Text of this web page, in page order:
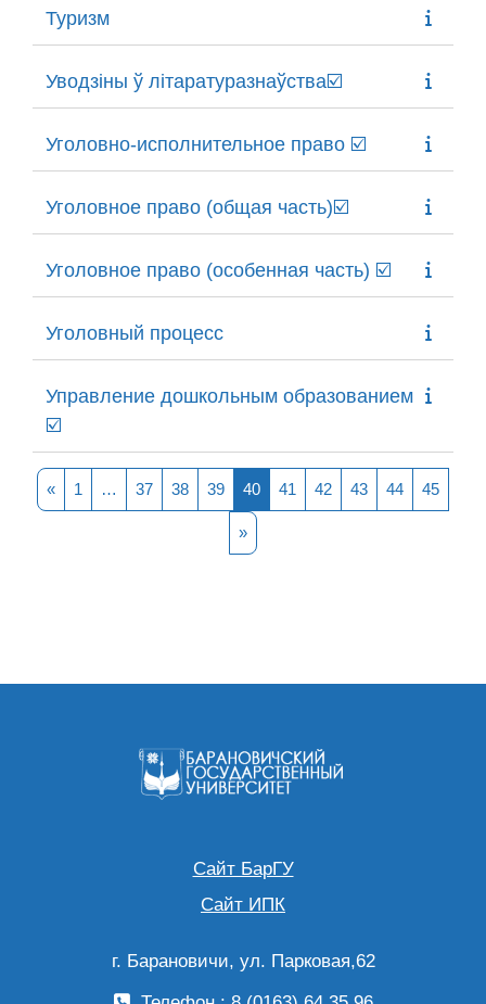
Туризм
Уводзіны ў літаратуразнаўства☑️
Уголовно-исполнительное право ☑️
Уголовное право (общая часть)☑️
Уголовное право (особенная часть) ☑️
Уголовный процесс
Управление дошкольным образованием
☑️
«Предыдущая страница
1 Страница 1
… 37Страница 37
38Страница 38
39Страница 39
40Страница 40
41 Страница 41
42Страница 42
43Страница 43
44Страница
45
»Следующая страница
Сайт БарГУ
Сайт ИПК
г. Барановичи, ул. Парковая,62